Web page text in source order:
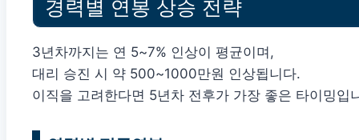
경력별 연봉 상승 전략
3년차까지는 연 5~7% 인상이 평균이며,
대리 승진 시 약 500~1000만원 인상됩니다.
이직을 고려한다면 5년차 전후가 가장 좋은 타이밍입